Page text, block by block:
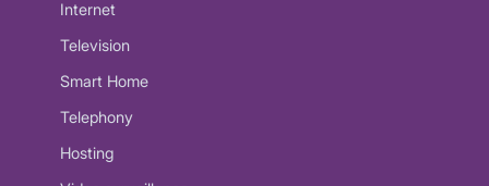
Internet
Television
Smart Home
Telephony
Hosting